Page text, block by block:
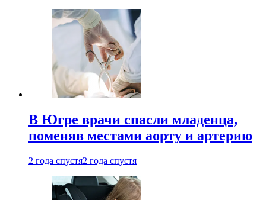
В Югре врачи спасли младенца,
поменяв местами аорту и артерию
2 года спустя2 года спустя